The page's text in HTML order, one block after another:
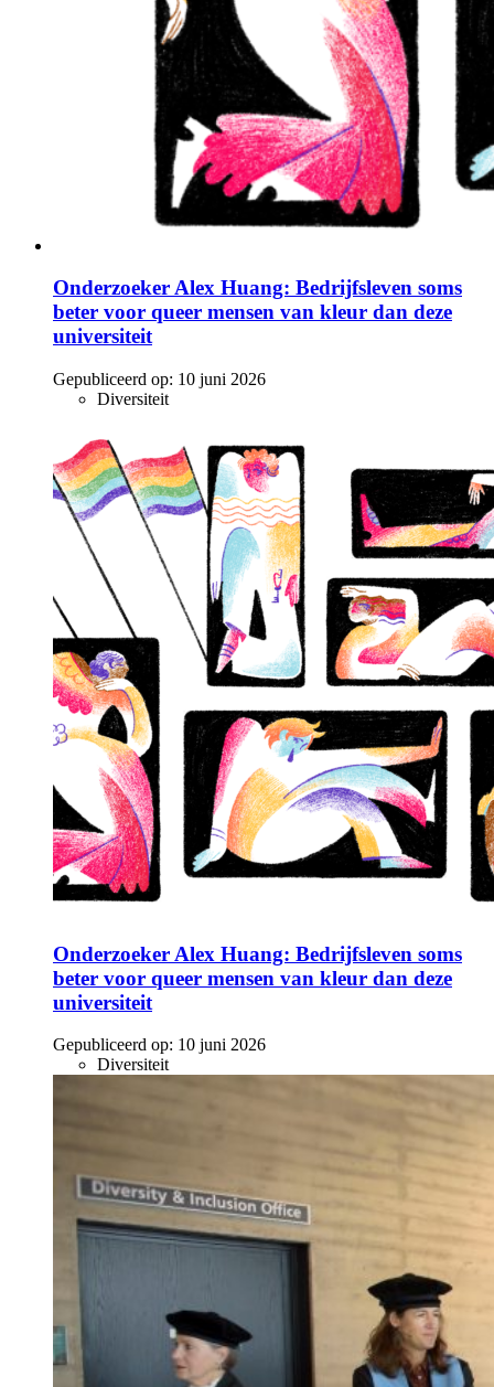
Onderzoeker Alex Huang: Bedrijfsleven soms
beter voor queer mensen van kleur dan deze
universiteit
Gepubliceerd op: 10 juni 2026
Diversiteit
Onderzoeker Alex Huang: Bedrijfsleven soms
beter voor queer mensen van kleur dan deze
universiteit
Gepubliceerd op: 10 juni 2026
Diversiteit